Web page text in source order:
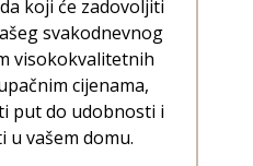
koji će zadovoljiti
svakodnevnog
visokokvalitetnih
cijenama,
put do udobnosti i
vašem domu.